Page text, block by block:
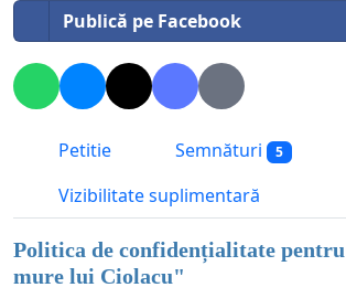
Publică pe Facebook
Petitie Semnături 5
Vizibilitate suplimentară
Politica de confidențialitate
mure lui Ciolacu"